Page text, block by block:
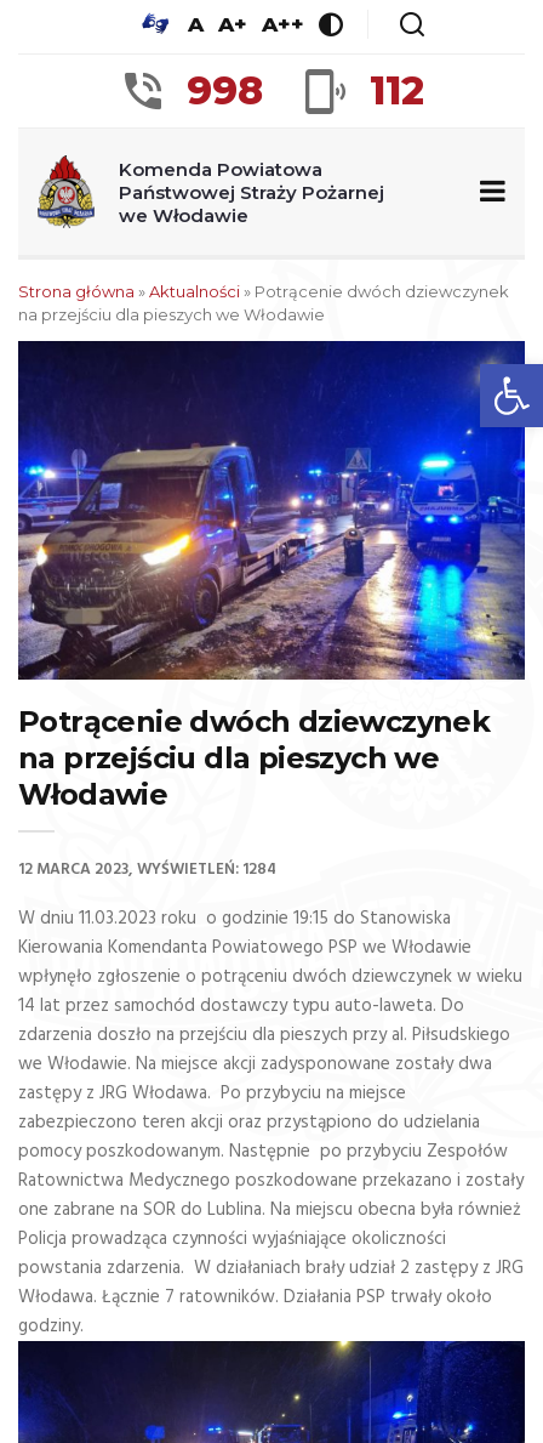
A A+ A++
998 112
Komenda Powiatowa
Państwowej Straży Pożarnej
we Włodawie
Strona główna »Aktualności» Potrącenie dwóch dziewczynek
na przejściu dla pieszych we Włodawie
Potrącenie dwóch dziewczynek
na przejściu dla pieszych we
Włodawie
12 MARCA 2023 WYŚWIETLEŃ: 1284
W dniu 11.03.2023 roku o godzinie 19:15 do Stanowiska
Kierowania Komendanta Powiatowego PSP we Włodawie
wpłynęło zgłoszenie o potrąceniu dwóch dziewczynek w wieku
14 lat przez samochód dostawczy typu auto-laweta. Do
zdarzenia doszło na przejściu dla pieszych przy al. Piłsudskiego
we Włodawie. Na miejsce akcji zadysponowane zostały dwa
zastępy z JRG Włodawa. Po przybyciu na miejsce
zabezpieczono teren akcji oraz przystąpiono do udzielania
pomocy poszkodowanym. Następnie po przybyciu Zespołów
Ratownictwa Medycznego poszkodowane przekazano i zostały
one zabrane na SOR do Lublina. Na miejscu obecna była również
Policja prowadząca czynności wyjaśniające okoliczności
powstania zdarzenia. W działaniach brały udział 2 zastępy z JRG
Włodawa. Łącznie 7 ratowników. Działania PSP trwały około
godziny.